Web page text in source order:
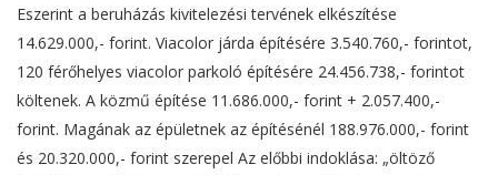
Eszerint a beruházás kivitelezési tervének elkészítése
14.629.000,- forint. Viacolor járda építésére 3.540.760,- forintot,
120 férőhelyes viacolor parkoló építésére 24.456.738,- forintot
költenek. A közmű építése 11.686.000,- forint + 2.057.400,-
forint. Magának az épületnek az építésénél 188.976.000,- forint
és 20.320.000,- forint szerepel Az előbbi indoklása: „öltöző